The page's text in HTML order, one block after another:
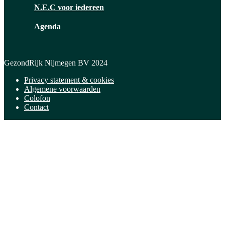
N.E.C voor iedereen
Agenda
GezondRijk Nijmegen BV 2024
Privacy statement & cookies
Algemene voorwaarden
Colofon
Contact